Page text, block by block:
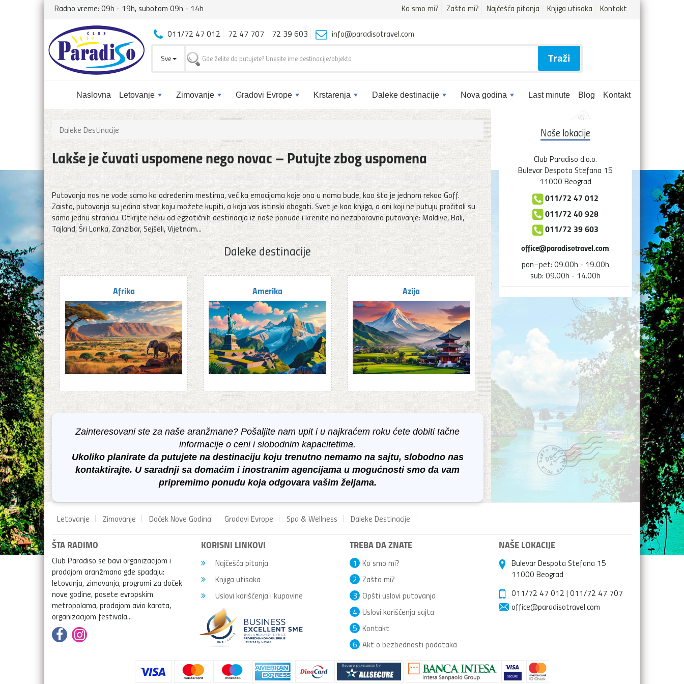
Radno vreme: 09h - 19h, subotom 09h - 14h Ko smo mi? Zašto mi? Najčešća pitanja Knjiga utisaka Kontakt
Naslovna Letovanje Zimovanje Gradovi Evrope Krstarenja Daleke destinacije Nova godina Last minute Blog Kontakt
011/72 47 012 72 47 707 72 39 603 info@paradisotravel.com
Sve Traži
Naše lokacije
Club Paradiso d.o.o.
Bulevar Despota Stefana 15
11000 Beograd
011/72 47 012
011/72 40 928
011/72 39 603
office@paradisotravel.com
pon–pet: 09.00h - 19.00h
sub: 09.00h - 14.00h
Daleke Destinacije
Lakše je čuvati uspomene nego novac – Putujte zbog uspomena
Putovanja nas ne vode samo ka određenim mestima, već ka emocijama koje ona u nama bude, kao što je jednom rekao Goff.
Zaista, putovanja su jedina stvar koju možete kupiti, a koja vas istinski obogati. Svet je kao knjiga, a oni koji ne putuju pročitali su
samo jednu stranicu. Otkrijte neku od egzotičnih destinacija iz naše ponude i krenite na nezaboravno putovanje: Maldive, Bali,
Tajland, Šri Lanka, Zanzibar, Sejšeli, Vijetnam...
Daleke destinacije
Afrika Amerika Azija
Zainteresovani ste za naše aranžmane? Pošaljite nam upit i u najkraćem roku ćete dobiti tačne
informacije o ceni i slobodnim kapacitetima.
Ukoliko planirate da putujete na destinaciju koju trenutno nemamo na sajtu, slobodno nas
kontaktirajte. U saradnji sa domaćim i inostranim agencijama u mogućnosti smo da vam
pripremimo ponudu koja odgovara vašim željama.
Letovanje Zimovanje Doček Nove Godina Gradovi Evrope Spa & Wellness Daleke Destinacije
ŠTA RADIMO
Club Paradiso se bavi organizacijom i
prodajom aranžmana gde spadaju:
letovanja, zimovanja, programi za doček
nove godine, posete evropskim
metropolama, prodajom avio karata,
organizacijom festivala...
KORISNI LINKOVI
Najčešća pitanja
Knjiga utisaka
Uslovi korišćenja i kupovine
TREBA DA ZNATE
Ko smo mi?
1
Zašto mi?
2
Opšti uslovi putovanja
3
Uslovi korišćenja sajta
4
Kontakt
5
Akt o bezbednosti podataka
6
NAŠE LOKACIJE
Bulevar Despota Stefana 15
11000 Beograd
011/72 47 012 | 011/72 47 707
office@paradisotravel.com